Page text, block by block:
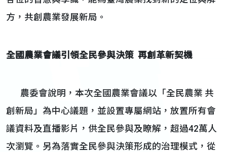
方，共創農業發展新局。
全國農業會議引領全民參與決策 再創革新契機
農委會說明，本次全國農業會議以「全民農業 共
創新局」為中心議題，並設置專屬網站，放置所有會
議資料及直播影片，供全民參與及瞭解，超過42萬人
次瀏覽。另為落實全民參與決策形成的治理模式，從